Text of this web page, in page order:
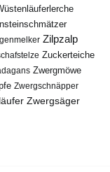
Zilpzalp
Zuckerteiche
Zwergmöwe
Zwergschnäpper
Zwergsäger